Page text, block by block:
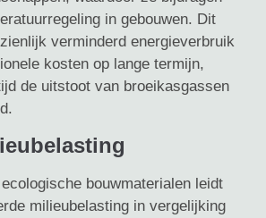
in gebouwen. Dit
verminderd energieverbruik
kosten op lange termijn,
de uitstoot van broeikasgassen
bouwmaterialen leidt
milieubelasting in vergelijking